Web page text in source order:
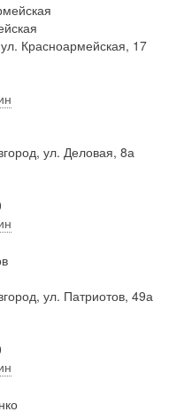
Красноармейская, 17
ул. Деловая, 8а
ул. Патриотов, 49а